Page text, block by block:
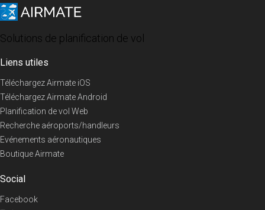
Solutions de planification de vol
Liens utiles
Téléchargez Airmate iOS
Téléchargez Airmate Android
Planification de vol Web
Recherche aéroports/handleurs
Evénements aéronautiques
Boutique Airmate
Social
Facebook